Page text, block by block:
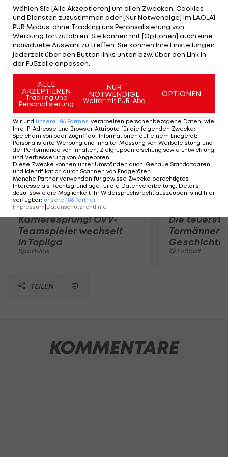
sein Rotes Trikot los. Der Spanier ist 30 Kilometer
vor dem Ziel in einen Massensturz verwickelt und
verliert fast zwei Minuten. Neuer
Gesamtführender ist damit Katusha-Profi
Joaquim Rodriguez, der nun eine Sekunde vor
Christopher Froome liegt.
Mehr zum Thema
Karrieresprung! ÖVV-
Teamspieler wechselt
in Topliga
Sport-Mix
Die
Tormänner
Geschichte
Fußball
TEILEN
KOMMENTARE
Wählen Sie [Alle Akzeptieren] um allen Zwecken, Cookies
und Diensten zuzustimmen oder [Nur Notwendige] im LAOLA1
PUR Modus, ohne Tracking uns Peronsalisierung von
Werbung fortzufahren. Sie können mit [Optionen] auch eine
individuelle Auswahl zu treffen. Sie können Ihre Einstellungen
jederzeit über den Button links unten bzw. über den Link in
der Fußzeile anpassen.
ALLE
AKZEPTIEREN
Tracking und
Personalisierung
NUR
NOTWENDIGE
Weiter mit PUR-Abo
OPTIONEN
Wir und unsere 186 Partner verarbeiten personenbezogene Daten, wie
Ihre IP-Adresse und Browser-Attribute für die folgenden Zwecke:
Speichern von oder Zugriff auf Informationen auf einem Endgerät;
Personalisierte Werbung und Inhalte, Messung von Werbeleistung und
der Performance von Inhalten, Zielgruppenforschung sowie Entwicklung
und Verbesserung von Angeboten.
Diese Zwecke können unter Umständen auch: Genaue Standortdaten
und Identifikation durch Scannen von Endgeräten.
Manche Partner verwenden für gewisse Zwecke berechtigtes
Interesse als Rechtsgrundlage für die Datenverarbeitung. Details
dazu, sowie die Möglichkeit Ihr Widerspruchsrecht auszuüben, sind hier
verfügbar: unsere 186 Partner
Impressum Datenschutzrichtlinie